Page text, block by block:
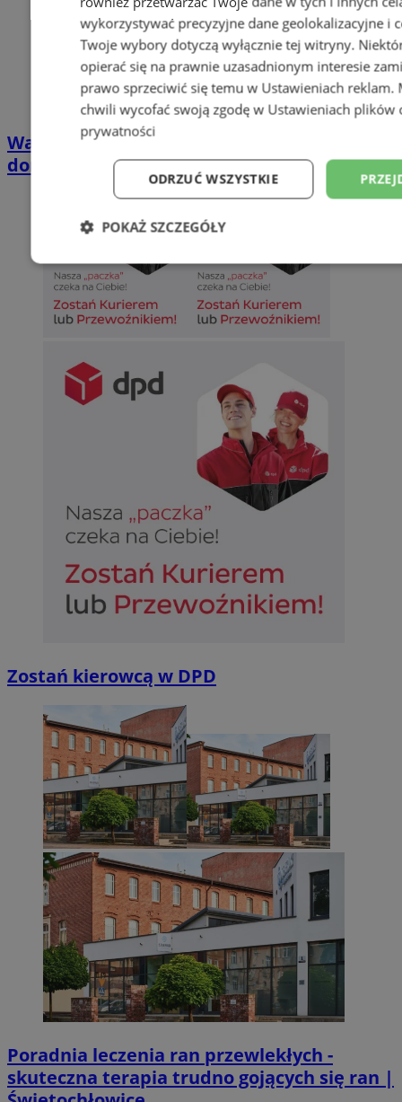
Wakacyjny wypoczynek nad Bałtykiem w
domkach Szmaragdowe Morze
Zostań kierowcą w DPD
Poradnia leczenia ran przewlekłych -
skuteczna terapia trudno gojących się ran |
wykorzystywać precyzyjne dane geolokalizacyjne i
Twoje wybory dotyczą wyłącznie tej witryny.
opierać się na prawnie uzasadnionym interesie
prawo sprzeciwić się temu w Ustawieniach reklam.
chwili wycofać swoją zgodę w Ustawieniach plików
prywatności
ODRZUĆ WSZYSTKIE
POKAŻ SZCZEGÓŁY
Niezbędne Wydajność
Wydajność Targetowanie
Niezbędne pliki cookie umożliwiają korzystanie z podstawowych
takich jak logowanie użytkownika i zarządzanie kontem. Bez
można prawidłowo korzystać ze strony internetowej.
Domena
SessID
sosnowiecki.pl
euds .rfihub.com
VISITOR_PRIVACY_METADATA
YouTube
.youtube.com